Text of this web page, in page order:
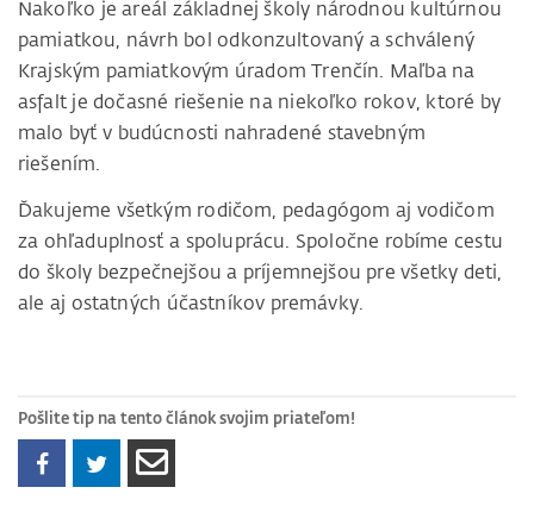
Nakoľko je areál základnej školy národnou kultúrnou
pamiatkou, návrh bol odkonzultovaný a schválený
Krajským pamiatkovým úradom Trenčín. Maľba na
asfalt je dočasné riešenie na niekoľko rokov, ktoré by
malo byť v budúcnosti nahradené stavebným
riešením.
Ďakujeme všetkým rodičom, pedagógom aj vodičom
za ohľaduplnosť a spoluprácu. Spoločne robíme cestu
do školy bezpečnejšou a príjemnejšou pre všetky deti,
ale aj ostatných účastníkov premávky.
Pošlite tip na tento článok svojim priateľom!